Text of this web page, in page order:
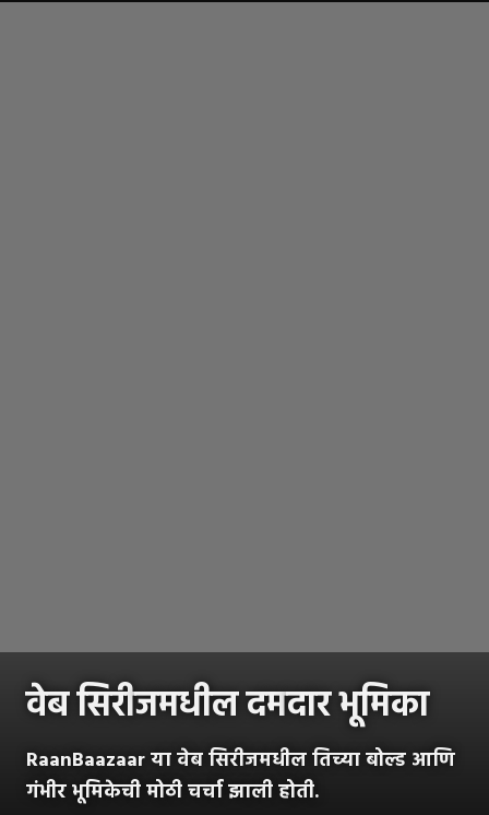
वेब सिरीजमधील दमदार भूमिका
RaanBaazaar या वेब सिरीजमधील तिच्या बोल्ड आणि
गंभीर भूमिकेची मोठी चर्चा झाली होती.